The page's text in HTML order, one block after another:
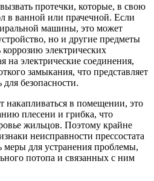
протечки, которые, в свою
в ванной или прачечной. Если
машины, это может
но и другие предметы
коррозию электрических
на электрические соединения,
замыкания, что представляет
безопасности.
накапливаться в помещении, это
плесени и грибка, что
жильцов. Поэтому крайне
неисправности прессостата
для устранения проблемы,
потопа и связанных с ним